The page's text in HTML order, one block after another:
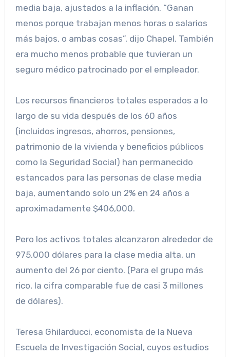
media baja, ajustados a la inflación. “Ganan
menos porque trabajan menos horas o salarios
más bajos, o ambas cosas”, dijo Chapel. También
era mucho menos probable que tuvieran un
seguro médico patrocinado por el empleador.
Los recursos financieros totales esperados a lo
largo de su vida después de los 60 años
(incluidos ingresos, ahorros, pensiones,
patrimonio de la vivienda y beneficios públicos
como la Seguridad Social) han permanecido
estancados para las personas de clase media
baja, aumentando solo un 2% en 24 años a
aproximadamente $406,000.
Pero los activos totales alcanzaron alrededor de
975.000 dólares para la clase media alta, un
aumento del 26 por ciento. (Para el grupo más
rico, la cifra comparable fue de casi 3 millones
de dólares).
Teresa Ghilarducci, economista de la Nueva
Escuela de Investigación Social, cuyos estudios